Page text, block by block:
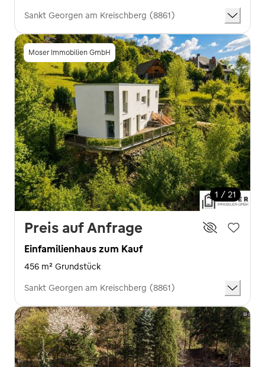
Sankt Georgen am Kreischberg (8861)
Moser Immobilien GmbH
1 / 21
Preis auf Anfrage
Einfamilienhaus zum Kauf
456 m² Grundstück
Sankt Georgen am Kreischberg (8861)